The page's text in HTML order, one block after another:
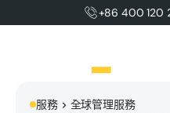
+86 400 120
服務 > 全球管理服務